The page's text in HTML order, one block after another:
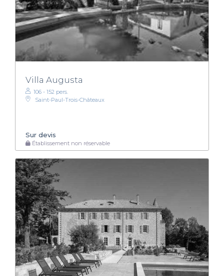
Villa Augusta
106 - 152 pers.
Saint-Paul-Trois-Châteaux
Sur devis
Établissement non réservable